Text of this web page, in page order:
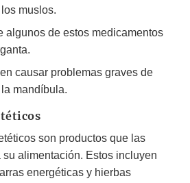
muslos.
algunos de estos medicamentos
causar problemas graves de
mandíbula.
son productos que las
alimentación. Estos incluyen
energéticas y hierbas